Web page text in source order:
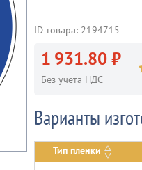
ID товара: 2194715
1 931.80 ₽
Без учета НДС
Варианты
Тип пленки